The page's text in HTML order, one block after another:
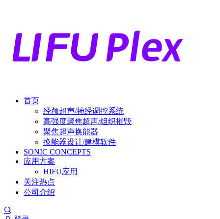
首页
经颅超声/神经调控系统
高强度聚焦超声/组织摧毁
聚焦超声换能器
换能器设计/建模软件
SONIC CONCEPTS
应用方案
HIFU应用
关注热点
公司介绍